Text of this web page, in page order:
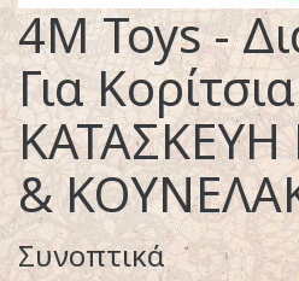
4M Toys -
Για
&
Συνοπτικά